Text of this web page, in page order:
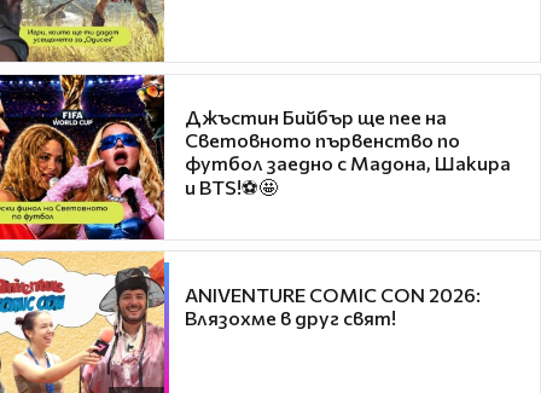
Джъстин Бийбър ще пее на
Световното първенство по
футбол заедно с Мадона, Шакира
и BTS!⚽🤩
ANIVENTURE COMIC CON 2026:
Влязохме в друг свят!